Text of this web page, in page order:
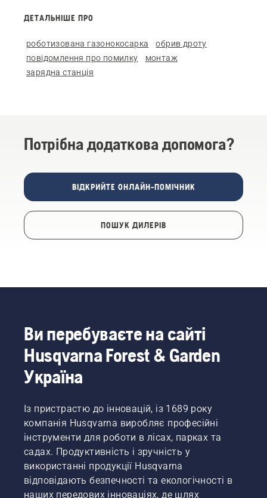
ДЕТАЛЬНІШЕ ПРО
роботизована газонокосарка
обрив дроту
повідомлення про помилку
монтаж
зарядна станція
Потрібна додаткова допомога?
ВІДКРИЙТЕ ОНЛАЙН-ПОМІЧНИК
ПОШУК ДИЛЕРІВ
Ви перебуваєте на сайті
Husqvarna Forest & Garden
Україна
Із пристрастю до інновацій, із 1689 року
компанія Husqvarna виробляє професійні
інструменти для роботи в лісах, парках та
садах. Продуктивність і зручність у
використанні продукції Husqvarna
відповідають безпечності та екологічності в
наших передових інноваціях, де шлях